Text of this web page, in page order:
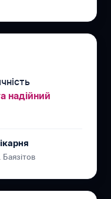
надійний